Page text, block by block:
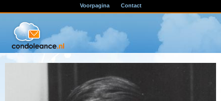
Voorpagina Contact